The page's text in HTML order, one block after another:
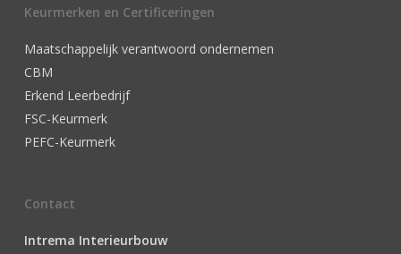
Keurmerken en Certificeringen
Maatschappelijk verantwoord ondernemen
CBM
Erkend Leerbedrijf
FSC-Keurmerk
PEFC-Keurmerk
Contact
Intrema Interieurbouw